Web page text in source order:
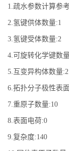
1.疏水参数计算参
2.氢键供体数量:1
3.氢键受体数量:2
4.可旋转化学键数
5.互变异构体数量:2
6.拓扑分子极性表
7.重原子数量:10
8.表面电荷:0
9.复杂度:140